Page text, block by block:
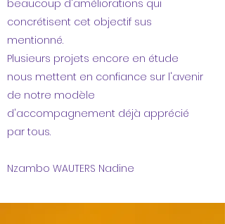
beaucoup d'améliorations qui
concrétisent cet objectif sus
mentionné.
Plusieurs projets encore en étude
nous mettent en confiance sur l'avenir
de notre modèle
d'accompagnement déjà apprécié
par tous.
Nzambo WAUTERS Nadine